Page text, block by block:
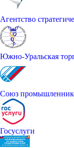
Агентство
Южно-Уральская
Союз
Госуслуги